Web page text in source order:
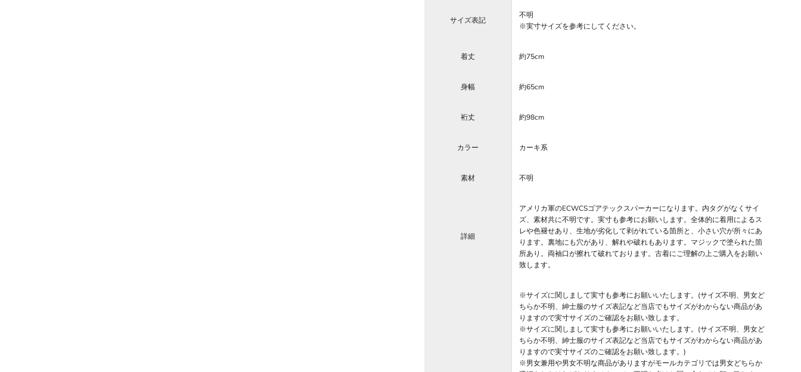
サイズ表記
不明
※実寸サイズを参考にしてください。
着丈 約75cm
身幅 約65cm
裄丈 約98cm
カラー カーキ系
素材 不明
詳細
アメリカ軍のECWCSゴアテックスパーカーになります。内タグがなくサイ
ズ、素材共に不明です。実寸も参考にお願いします。全体的に着用によるス
レや色褪せあり、生地が劣化して剥がれている箇所と、小さい穴が所々にあ
ります。裏地にも穴があり、解れや破れもあります。マジックで塗られた箇
所あり。両袖口が擦れて破れております。古着にご理解の上ご購入をお願い
致します。
※サイズに関しまして実寸も参考にお願いいたします。(サイズ不明、男女ど
ちらか不明、紳士服のサイズ表記など当店でもサイズがわからない商品があ
りますので実寸サイズのご確認をお願い致します。
※サイズに関しまして実寸も参考にお願いいたします。(サイズ不明、男女ど
ちらか不明、紳士服のサイズ表記など当店でもサイズがわからない商品があ
りますので実寸サイズのご確認をお願い致します。)
※男女兼用や男女不明な商品がありますがモールカテゴリでは男女どちらか